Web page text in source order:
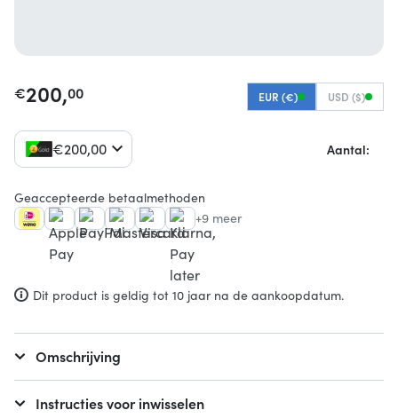
€200,00 EUR (€) USD ($)
€200,00 Aantal:
Geaccepteerde betaalmethoden
+9 meer
Dit product is geldig tot 10 jaar na de aankoopdatum.
Omschrijving
Instructies voor inwisselen